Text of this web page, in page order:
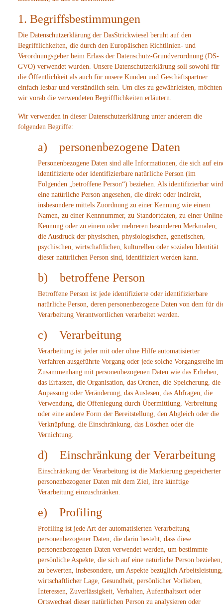
1. Begriffsbestimmungen
Die Datenschutzerklärung der DasStrickwiesel beruht auf den
Begrifflichkeiten, die durch den Europäischen Richtlinien- und
Verordnungsgeber beim Erlass der Datenschutz-Grundverordnung (DS-
GVO) verwendet wurden. Unsere Datenschutzerklärung soll sowohl für
die Öffentlichkeit als auch für unsere Kunden und Geschäftspartner
einfach lesbar und verständlich sein. Um dies zu gewährleisten, möchten
wir vorab die verwendeten Begrifflichkeiten erläutern.
Wir verwenden in dieser Datenschutzerklärung unter anderem die
folgenden Begriffe:
a) personenbezogene Daten
Personenbezogene Daten sind alle Informationen, die sich auf
identifizierte oder identifizierbare natürliche Person (im
Folgenden „betroffene Person“) beziehen. Als identifizierbar wird
eine natürliche Person angesehen, die direkt oder indirekt,
insbesondere mittels Zuordnung zu einer Kennung wie einem
Namen, zu einer Kennnummer, zu Standortdaten, zu einer
Kennung oder zu einem oder mehreren besonderen Merkmalen,
die Ausdruck der physischen, physiologischen, genetischen,
psychischen, wirtschaftlichen, kulturellen oder sozialen Identität
dieser natürlichen Person sind, identifiziert werden kann.
b) betroffene Person
Betroffene Person ist jede identifizierte oder identifizierbare
natürliche Person, deren personenbezogene Daten von dem für
Verarbeitung Verantwortlichen verarbeitet werden.
c) Verarbeitung
Verarbeitung ist jeder mit oder ohne Hilfe automatisierter
Verfahren ausgeführte Vorgang oder jede solche Vorgangsreihe im
Zusammenhang mit personenbezogenen Daten wie das Erheben,
das Erfassen, die Organisation, das Ordnen, die Speicherung, die
Anpassung oder Veränderung, das Auslesen, das Abfragen, die
Verwendung, die Offenlegung durch Übermittlung, Verbreitung
oder eine andere Form der Bereitstellung, den Abgleich oder die
Verknüpfung, die Einschränkung, das Löschen oder die
Vernichtung.
d) Einschränkung der Verarbeitung
Einschränkung der Verarbeitung ist die Markierung gespeicherter
personenbezogener Daten mit dem Ziel, ihre künftige
Verarbeitung einzuschränken.
e) Profiling
Profiling ist jede Art der automatisierten Verarbeitung
personenbezogener Daten, die darin besteht, dass diese
personenbezogenen Daten verwendet werden, um bestimmte
persönliche Aspekte, die sich auf eine natürliche Person beziehen,
zu bewerten, insbesondere, um Aspekte bezüglich Arbeitsleistung,
wirtschaftlicher Lage, Gesundheit, persönlicher Vorlieben,
Interessen, Zuverlässigkeit, Verhalten, Aufenthaltsort oder
Ortswechsel dieser natürlichen Person zu analysieren oder